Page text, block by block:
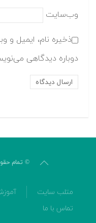
وب‌سایت
ذخیره نام، ایمیل و
دوباره دیدگاهی
© تمام
متلب سایت
تماس با ما